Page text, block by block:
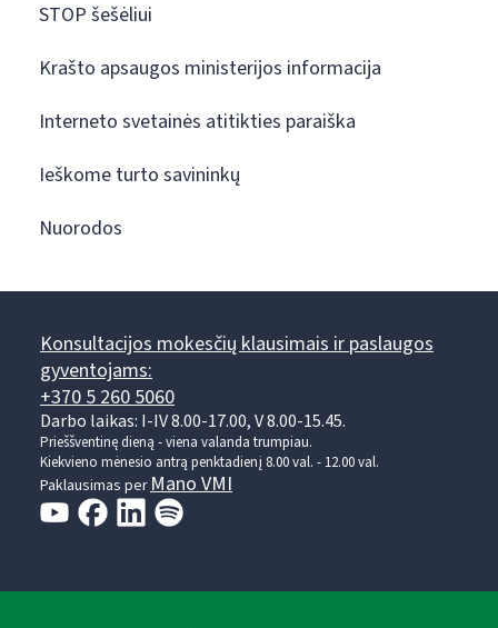
STOP šešėliui
Krašto apsaugos ministerijos informacija
Interneto svetainės atitikties paraiška
Ieškome turto savininkų
Nuorodos
Konsultacijos mokesčių klausimais ir paslaugos
gyventojams:
+370 5 260 5060
Darbo laikas: I-IV 8.00-17.00, V 8.00-15.45.
Prieššventinę dieną - viena valanda trumpiau.
Kiekvieno mėnesio antrą penktadienį 8.00 val. - 12.00 val.
Paklausimas perMano VMI